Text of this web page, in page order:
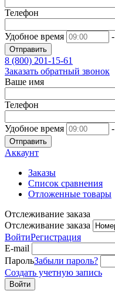
Телефон
Удобное время -
Отправить
8 (800) 201-15-61
Заказать обратный звонок
Ваше имя
Телефон
Удобное время -
Отправить
Аккаунт
Заказы
Список сравнения
Отложенные товары
Отслеживание заказа
Отслеживание заказа
ВойтиРегистрация
E-mail
ПарольЗабыли пароль?
Создать учетную запись
Войти